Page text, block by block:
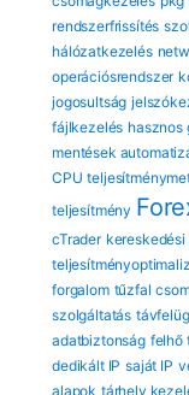
rendszerfrissítés
hálózatkezelés
operációsrendszer
jogosultság
fájlkezelés hasznos
mentések
CPU
teljesítmény
cTrader
forgalom tűzfal
szolgáltatás
adatbiztonság felhő
dedikált IP saját IP
alapok tárhely